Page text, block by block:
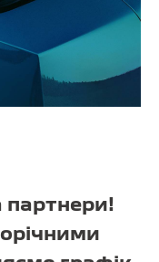
партнери!